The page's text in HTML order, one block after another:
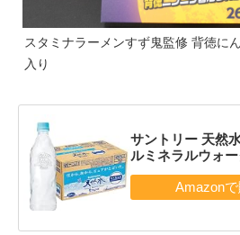
スタミナラーメンすず鬼監修 背徳に
入り
サントリー 天然
ルミネラルウォ